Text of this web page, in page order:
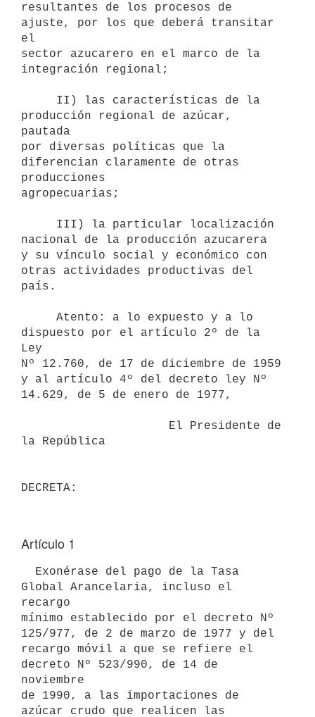
resultantes de los procesos de
ajuste, por los que deberá transitar
el
sector azucarero en el marco de la
integración regional;
producción regional de azúcar,
pautada
por diversas políticas que la
diferencian claramente de otras
producciones
agropecuarias;
nacional de la producción azucarera
y su vínculo social y económico con
otras actividades productivas del
país.
dispuesto por el artículo 2º de la
Ley
Nº 12.760, de 17 de diciembre de 1959
y al artículo 4º del decreto ley Nº
14.629, de 5 de enero de 1977,
la República
Artículo 1
Global Arancelaria, incluso el
recargo
mínimo establecido por el decreto Nº
125/977, de 2 de marzo de 1977 y del
recargo móvil a que se refiere el
decreto Nº 523/990, de 14 de
noviembre
de 1990, a las importaciones de
azúcar crudo que realicen las